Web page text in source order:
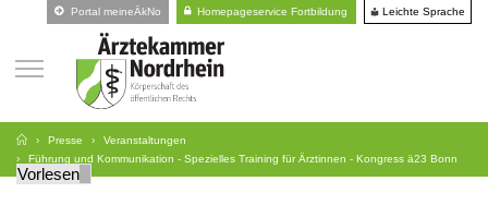
Portal meineÄkNo Homepageservice Fortbildung Leichte Sprache
Presse
Veranstaltungen
Führung und Kommunikation - Spezielles Training für Ärztinnen - Kongress ä23 Bonn
Vorlesen